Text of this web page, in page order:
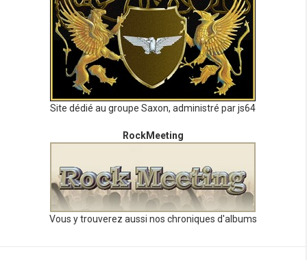
Site dédié au groupe Saxon, administré par js64
RockMeeting
Vous y trouverez aussi nos chroniques d'albums